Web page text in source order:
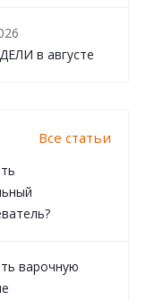
в августе
Все статьи
варочную